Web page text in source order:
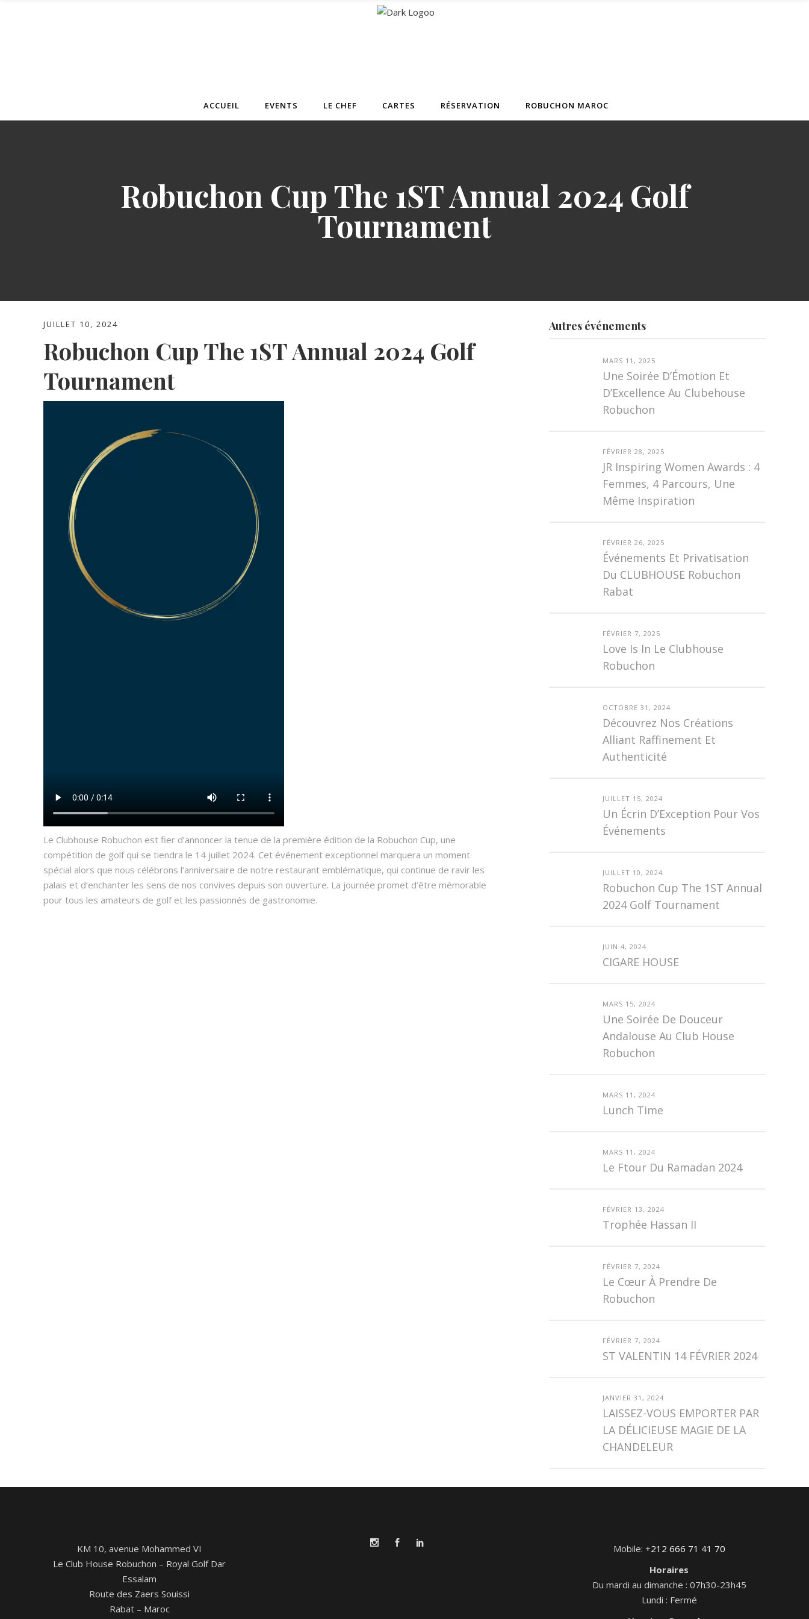
ACCUEIL EVENTS LE CHEF CARTES RÉSERVATION ROBUCHON MAROC
Robuchon Cup The 1ST Annual 2024 Golf
Tournament
JUILLET 10, 2024
Robuchon Cup The 1ST Annual 2024 Golf
Tournament
Le Clubhouse Robuchon est fier d’annoncer la tenue de la première édition de la Robuchon Cup, une
compétition de golf qui se tiendra le 14 juillet 2024. Cet événement exceptionnel marquera un moment
spécial alors que nous célébrons l’anniversaire de notre restaurant emblématique, qui continue de ravir les
palais et d’enchanter les sens de nos convives depuis son ouverture. La journée promet d’être mémorable
pour tous les amateurs de golf et les passionnés de gastronomie.
Autres événements
MARS 11, 2025
Une Soirée D’Émotion Et
D’Excellence Au Clubehouse
Robuchon
FÉVRIER 28, 2025
JR Inspiring Women Awards : 4
Femmes, 4 Parcours, Une
Même Inspiration
FÉVRIER 26, 2025
Événements Et Privatisation
Du CLUBHOUSE Robuchon
Rabat
FÉVRIER 7, 2025
Love Is In Le Clubhouse
Robuchon
OCTOBRE 31, 2024
Découvrez Nos Créations
Alliant Raffinement Et
Authenticité
JUILLET 15, 2024
Un Écrin D’Exception Pour Vos
Événements
JUILLET 10, 2024
Robuchon Cup The 1ST Annual
2024 Golf Tournament
JUIN 4, 2024
CIGARE HOUSE
MARS 15, 2024
Une Soirée De Douceur
Andalouse Au Club House
Robuchon
MARS 11, 2024
Lunch Time
MARS 11, 2024
Le Ftour Du Ramadan 2024
FÉVRIER 13, 2024
Trophée Hassan II
FÉVRIER 7, 2024
Le Cœur À Prendre De
Robuchon
FÉVRIER 7, 2024
ST VALENTIN 14 FÉVRIER 2024
JANVIER 31, 2024
LAISSEZ-VOUS EMPORTER PAR
LA DÉLICIEUSE MAGIE DE LA
CHANDELEUR
KM 10, avenue Mohammed VI
Le Club House Robuchon – Royal Golf Dar
Essalam
Route des Zaers Souissi
Rabat – Maroc
Mobile: +212 666 71 41 70
Horaires
Du mardi au dimanche : 07h30-23h45
Lundi : Fermé